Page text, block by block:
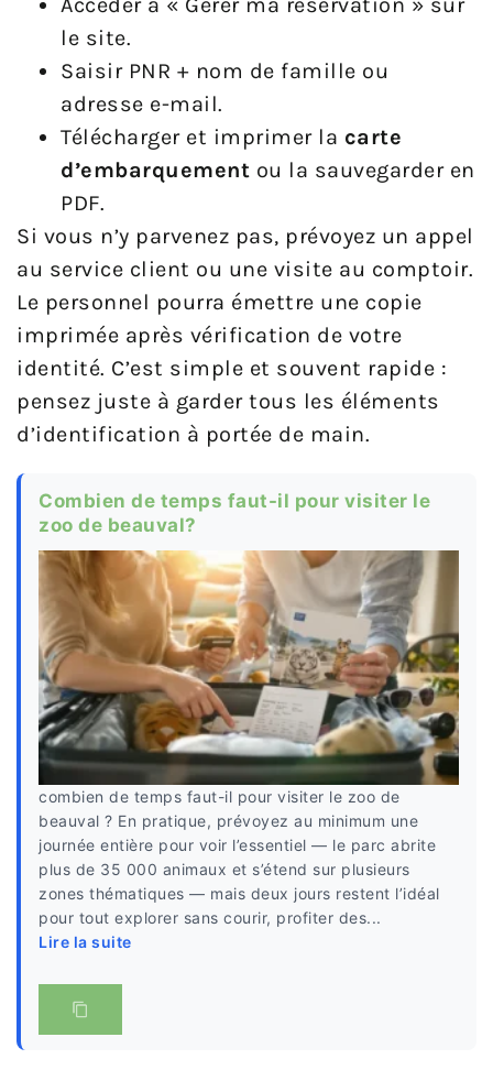
Accéder à « Gérer ma réservation » sur
le site.
Saisir PNR + nom de famille ou
adresse e-mail.
Télécharger et imprimer la carte
d’embarquement ou la sauvegarder en
PDF.
Si vous n’y parvenez pas, prévoyez un appel
au service client ou une visite au comptoir.
Le personnel pourra émettre une copie
imprimée après vérification de votre
identité. C’est simple et souvent rapide :
pensez juste à garder tous les éléments
d’identification à portée de main.
Combien de temps faut-il pour visiter le
zoo de beauval?
combien de temps faut-il pour visiter le zoo de
beauval ? En pratique, prévoyez au minimum une
journée entière pour voir l’essentiel — le parc abrite
plus de 35 000 animaux et s’étend sur plusieurs
zones thématiques — mais deux jours restent l’idéal
pour tout explorer sans courir, profiter des...
Lire la suite